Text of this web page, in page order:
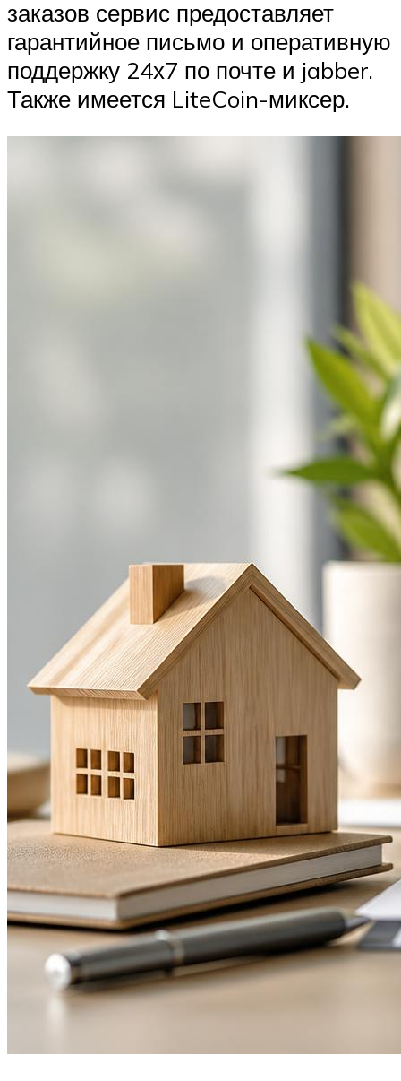
заказов сервис предоставляет
гарантийное письмо и оперативную
поддержку 24х7 по почте и jabber.
Также имеется LiteCoin-миксер.